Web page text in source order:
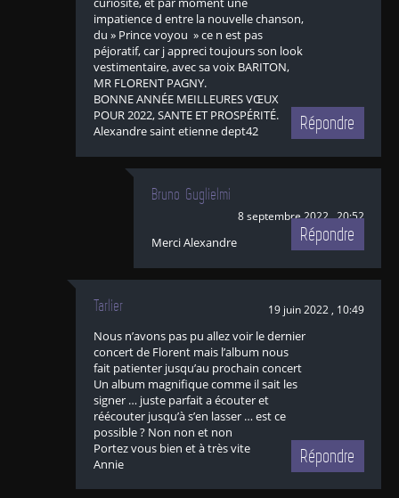
impatience d entre la nouvelle chanson,
du » Prince voyou » ce n est pas
péjoratif, car j appreci toujours son look
vestimentaire, avec sa voix BARITON,
MR FLORENT PAGNY.
BONNE ANNÉE MEILLEURES VŒUX
POUR 2022, SANTE ET PROSPÉRITÉ.
Alexandre saint etienne dept42
Répondre
Bruno Guglielmi
8 septembre 2022 , 20:52
Merci Alexandre Répondre
Tarlier 19 juin 2022 , 10:49
Nous n’avons pas pu allez voir le dernier
concert de Florent mais l’album nous
fait patienter jusqu’au prochain concert
Un album magnifique comme il sait les
signer … juste parfait a écouter et
réécouter jusqu’à s’en lasser … est ce
possible ? Non non et non
Portez vous bien et à très vite
Annie
Répondre